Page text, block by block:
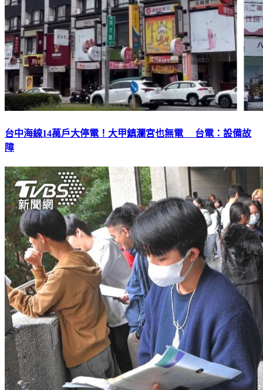
台中海線14萬戶大停電！大甲鎮瀾宮也無電 台電：設備故
障